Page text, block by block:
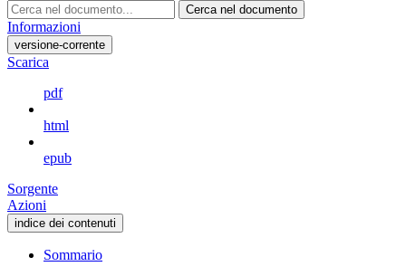
Cerca nel documento
Informazioni
versione-corrente
Scarica
pdf
html
epub
Sorgente
Azioni
indice dei contenuti
Sommario